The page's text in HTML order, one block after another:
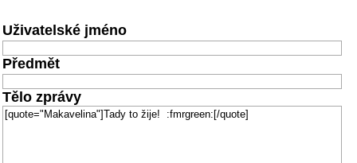
Uživatelské jméno
Předmět
Tělo zprávy